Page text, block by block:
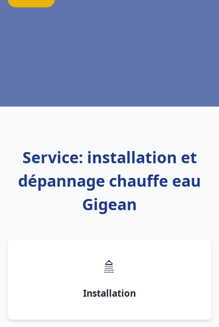
Service: installation et
dépannage chauffe eau
Gigean
🚿
Installation